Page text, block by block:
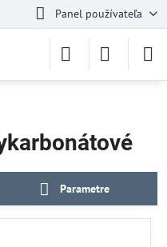
Panel používateľa
Parametre